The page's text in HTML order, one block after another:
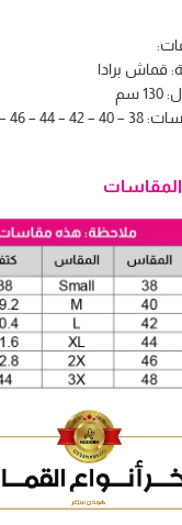
قماش برادا
سم
– 44 – 46 – 48